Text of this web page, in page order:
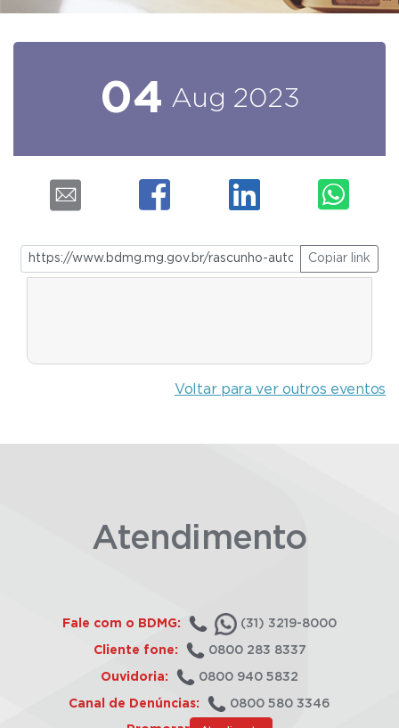
04 Aug 2023
Copiar link
Voltar para ver outros eventos
Atendimento
Fale com o BDMG: (31) 3219-8000
Cliente fone: 0800 283 8337
Ouvidoria: 0800 940 5832
Canal de Denúncias: 0800 580 3346